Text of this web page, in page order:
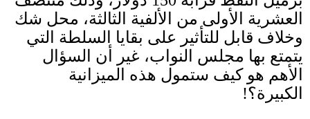
العشرية الأولى من الألفية الثالثة، محل شك
وخلاف قابل للتأثير على بقايا السلطة التي
يتمتع بها مجلس النواب، غير أن السؤال
الأهم هو كيف ستمول هذه الميزانية
الكبيرة؟!